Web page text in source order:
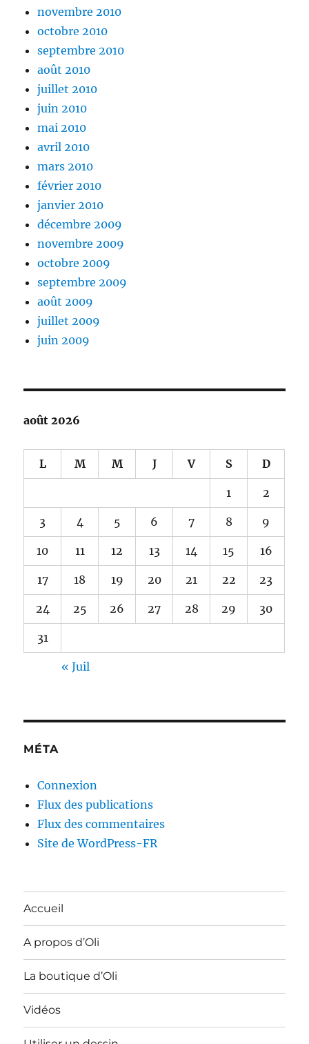
novembre 2010
octobre 2010
septembre 2010
août 2010
juillet 2010
juin 2010
mai 2010
avril 2010
mars 2010
février 2010
janvier 2010
décembre 2009
novembre 2009
octobre 2009
septembre 2009
août 2009
juillet 2009
juin 2009
août 2026
L M M J V S D
1 2
3 4 5 6 7 8 9
10 11 12 13 14 15 16
17 18 19 20 21 22 23
24 25 26 27 28 29 30
31
« Juil
MÉTA
Connexion
Flux des publications
Flux des commentaires
Site de WordPress-FR
Accueil
A propos d’Oli
La boutique d’Oli
Vidéos